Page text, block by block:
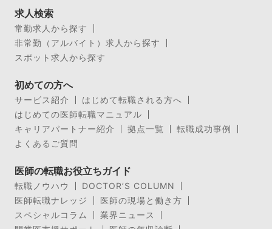
求人検索
常勤求人から探す
非常勤（アルバイト）求人から探す
スポット求人から探す
初めての方へ
サービス紹介
はじめて転職される方へ
はじめての医師転職マニュアル
キャリアパートナー紹介
拠点一覧
転職成功事例
よくあるご質問
医師の転職お役立ちガイド
転職ノウハウ
DOCTOR’S COLUMN
医師転職ナレッジ
医師の現場と働き方
スペシャルコラム
業界ニュース